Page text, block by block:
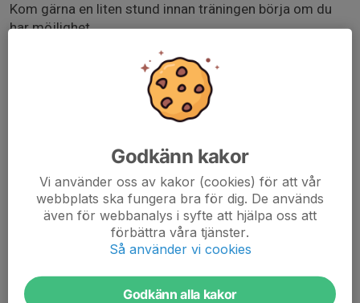
Kom gärna en liten stund innan träningen börja om du
har möjlighet.
- Vid förhinder, meddela någon av tränarna så snart du
trots att du är anmäld, eller inte svarar på kallelser, blir
du inte uttagen till nästa match.
Vi ses på planen!
Kontaktuppgifter till tränarna:
www.almhultsif.se/almhultsif-p14/truppen
Godkänn kakor
Vi använder oss av kakor (cookies) för att vår
webbplats ska fungera bra för dig. De används
även för webbanalys i syfte att hjälpa oss att
förbättra våra tjänster.
Så använder vi cookies
Godkänn alla kakor